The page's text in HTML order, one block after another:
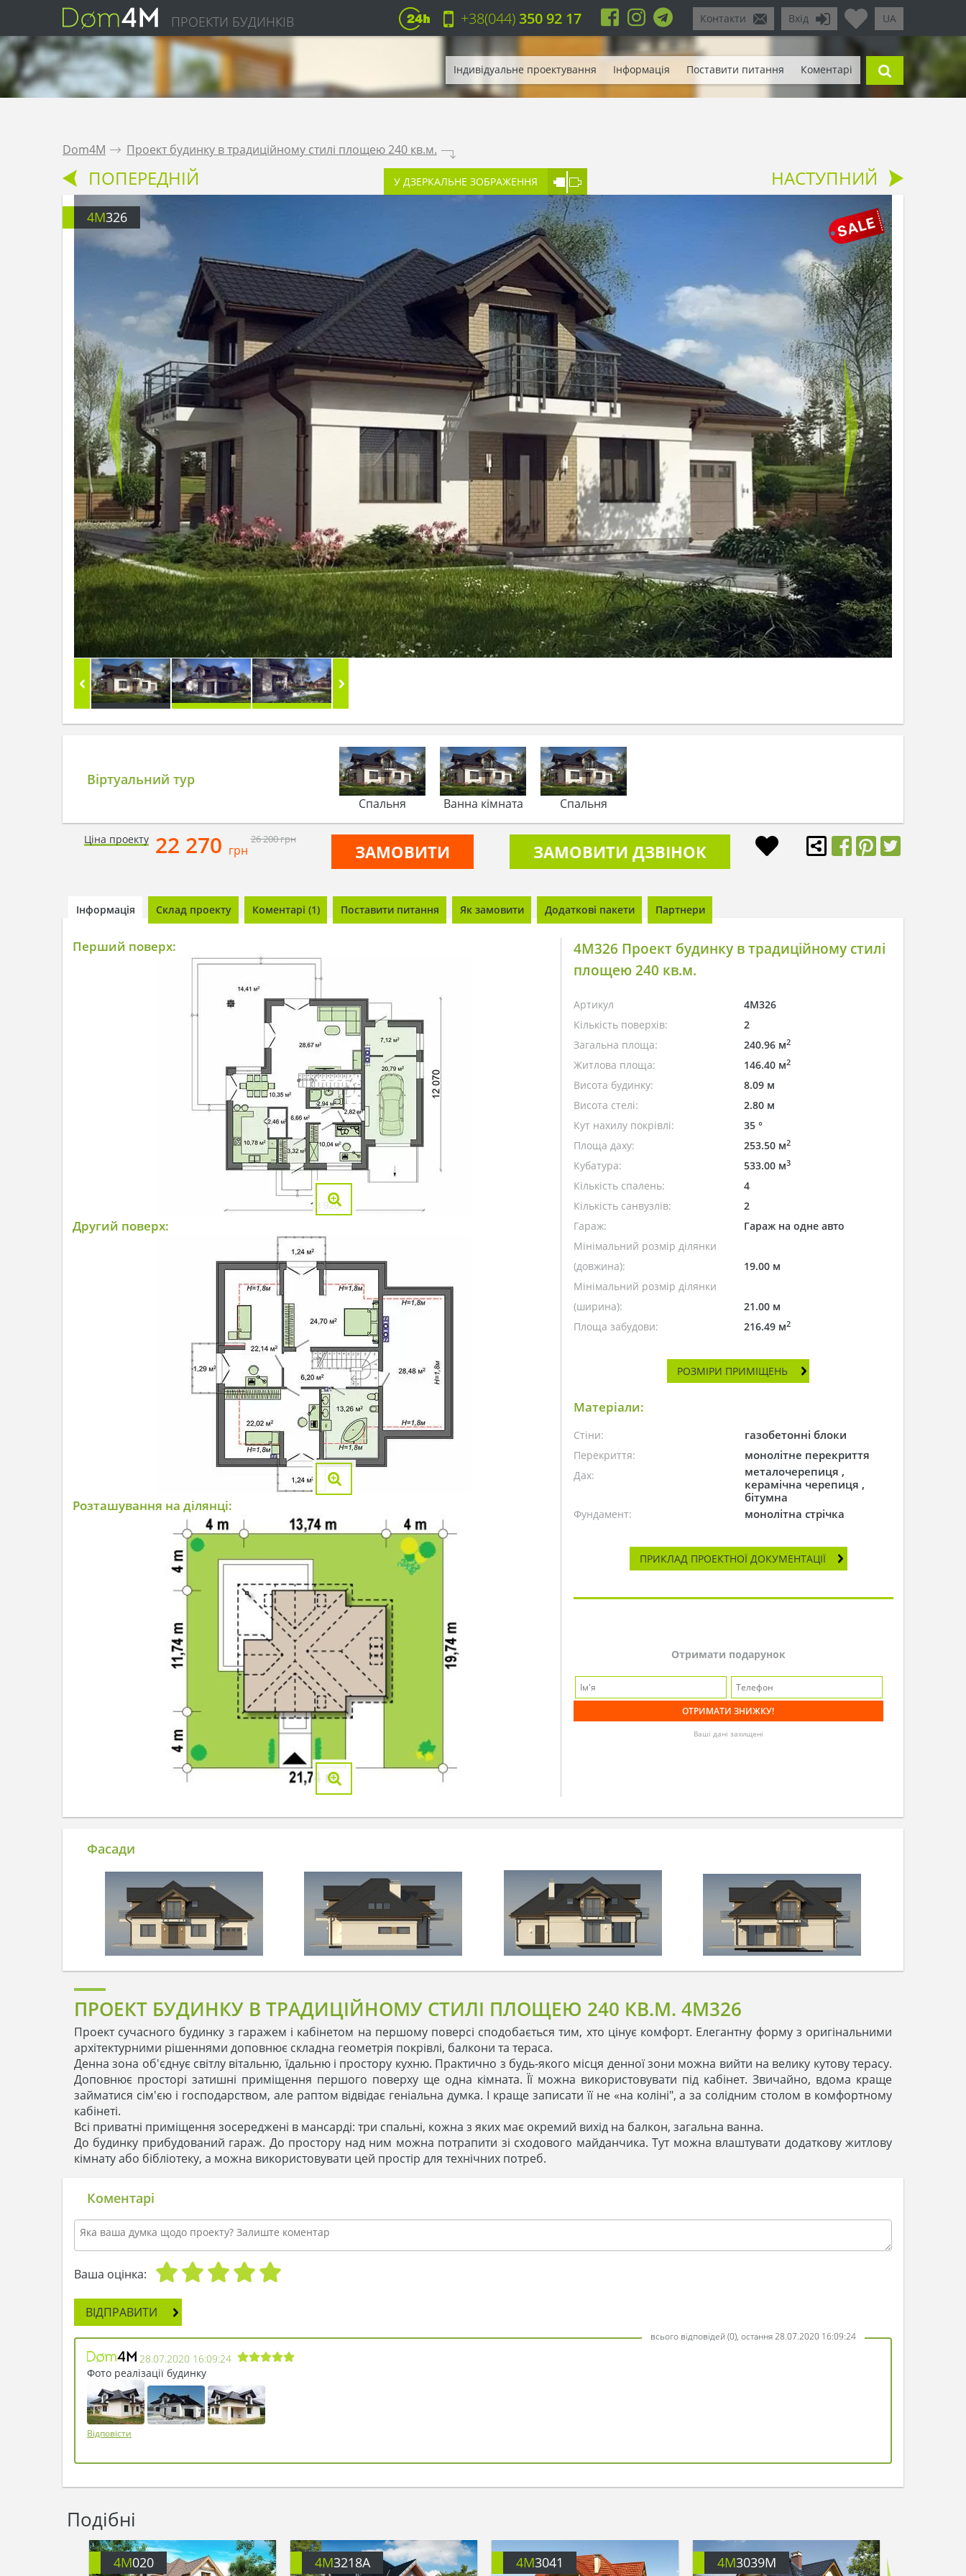
ПРОЕКТИ БУДИНКІВ UA
Вхід
Контакти
+38(044)350 92 17
Індивідуальне проектування Інформація Поставити питання Коментарі
Dom4M . Проект будинку в традиційному стилі площею 240 кв.м. .
ПОПЕРЕДНІЙ У ДЗЕРКАЛЬНЕ ЗОБРАЖЕННЯ НАСТУПНИЙ
4M326
Віртуальний тур
Спальня Ванна кімната Спальня
Ціна проекту 22 270 грн
26 200грн
ЗАМОВИТИ ЗАМОВИТИ ДЗВІНОК
Інформація Склад проекту Коментарі (1) Поставити питання Як замовити Додаткові пакети Партнери
Перший поверх:
Другий поверх:
Розташування на ділянці:
4M326 Проект будинку в традиційному стилі
площею 240 кв.м.
Артикул
4M326
Кількість поверхів:
2
Загальна площа:
240.96 м2
Житлова площа: 146.40 м2
Висота будинку:
8.09 м
Висота стелі:
2.80 м
Кут нахилу покрівлі:
35 °
Площа даху:
253.50 м2
Кубатура: 533.00 м3
Кількість спалень:
4
Кількість санвузлів:
2
Гараж:
Гараж на одне авто
Мінімальний розмір ділянки
(довжина):
19.00 м
Мінімальний розмір ділянки
(ширина):
21.00 м
Площа забудови:
216.49 м2
РОЗМІРИ ПРИМІЩЕНЬ
Матеріали:
Стіни: газобетонні блоки
Перекриття: монолітне перекриття
Дах:
металочерепиця ,
керамічна черепиця ,
бітумна
Фундамент: монолітна стрічка
ПРИКЛАД ПРОЕКТНОЇ ДОКУМЕНТАЦІЇ
Отримати подарунок
Ваші дані захищені
Фасади
ПРОЕКТ БУДИНКУ В ТРАДИЦІЙНОМУ СТИЛІ ПЛОЩЕЮ 240 КВ.М. 4M326
Проект сучасного будинку з гаражем і кабінетом на першому поверсі сподобається тим, хто цінує комфорт. Елегантну форму з оригінальними
архітектурними рішеннями доповнює складна геометрія покрівлі, балкони та тераса.
Денна зона об'єднує світлу вітальню, їдальню і простору кухню. Практично з будь-якого місця денної зони можна вийти на велику кутову терасу.
Доповнює просторі затишні приміщення першого поверху ще одна кімната. Її можна використовувати під кабінет. Звичайно, вдома краще
займатися сім'єю і господарством, але раптом відвідає геніальна думка. І краще записати її не «на коліні", а за солідним столом в комфортному
кабінеті.
Всі приватні приміщення зосереджені в мансарді: три спальні, кожна з яких має окремий вихід на балкон, загальна ванна.
До будинку прибудований гараж. До простору над ним можна потрапити зі сходового майданчика. Тут можна влаштувати додаткову житлову
кімнату або бібліотеку, а можна використовувати цей простір для технічних потреб.
Коментарі
Ваша оцінка:
ВІДПРАВИТИ
всього відповідей (0), остання 28.07.2020 16:09:24
28.07.2020 16:09:24
Фото реалізації будинку
Відповісти
Подібні
4M020 4M3218A 4M3041 4M3039M